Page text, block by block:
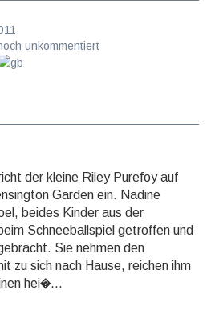
unkommentiert
der kleine Riley Purefoy auf
Garden ein. Nadine
beides Kinder aus der
Schneeballspiel getroffen und
Sie nehmen den
zu sich nach Hause, reichen ihm
hei�...